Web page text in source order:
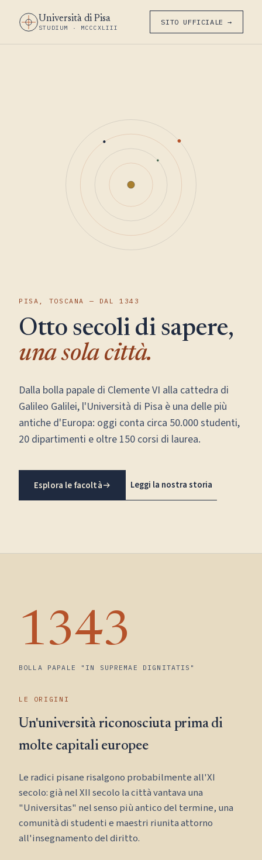
Università di Pisa
STUDIUM · MCCCXLIII
SITO UFFICIALE →
PISA, TOSCANA — DAL 1343
Otto secoli di sapere,
una sola città.
Dalla bolla papale di Clemente VI alla cattedra di
Galileo Galilei, l'Università di Pisa è una delle più
antiche d'Europa: oggi conta circa 50.000 studenti,
20 dipartimenti e oltre 150 corsi di laurea.
Esplora le facoltà Leggi la nostra storia
1343
BOLLA PAPALE "IN SUPREMAE DIGNITATIS"
LE ORIGINI
Un'università riconosciuta prima di
molte capitali europee
Le radici pisane risalgono probabilmente all'XI
secolo: già nel XII secolo la città vantava una
"Universitas" nel senso più antico del termine, una
comunità di studenti e maestri riunita attorno
all'insegnamento del diritto.